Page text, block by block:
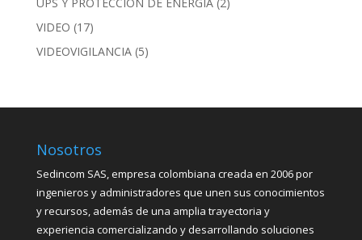
VIDEO (17)
VIDEOVIGILANCIA (5)
Nosotros
Sedincom SAS, empresa colombiana creada en 2006 por
ingenieros y administradores que unen sus conocimientos
y recursos, además de una amplia trayectoria y
experiencia comercializando y desarrollando soluciones